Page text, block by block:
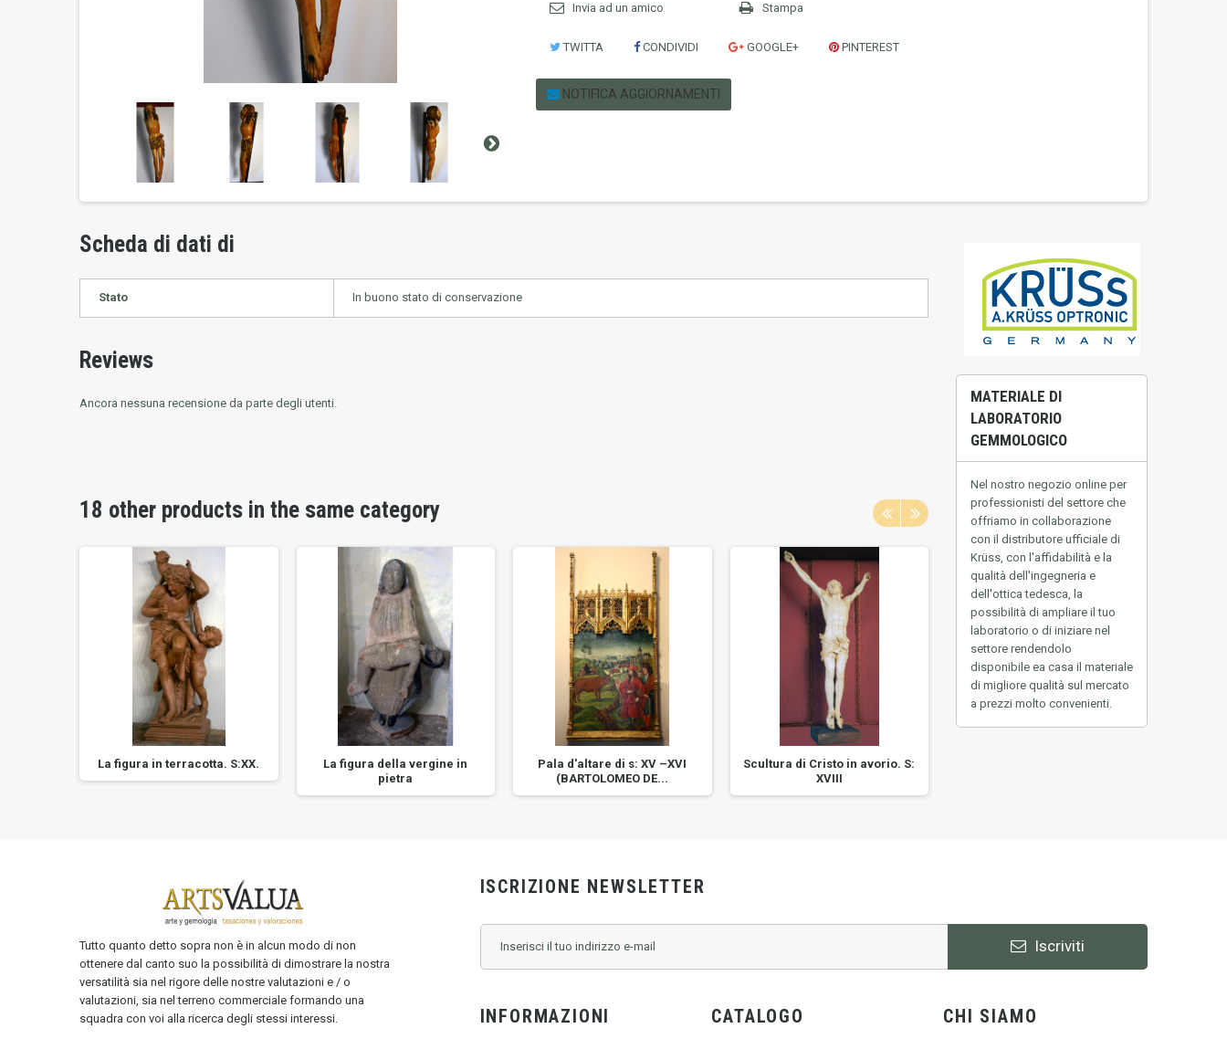
Invia ad un amico Stampa
TWITTA CONDIVIDI GOOGLE+ PINTEREST
NOTIFICA AGGIORNAMENTI
Scheda di dati di
Stato In buono stato di conservazione
Reviews
Ancora nessuna recensione da parte degli utenti.
18 other products in the same category
La figura in terracotta. S:XX.
La figura della vergine in
pietra
Pala d'altare di s: XV –XVI
(BARTOLOMEO DE...
Scultura di Cristo in avorio. S:
XVIII
MATERIALE DI
LABORATORIO
GEMMOLOGICO
Nel nostro negozio online per
professionisti del settore che
offriamo in collaborazione
con il distributore ufficiale di
Krüss, con l'affidabilità e la
qualità dell'ingegneria e
dell'ottica tedesca, la
possibilità di ampliare il tuo
laboratorio o di iniziare nel
settore rendendolo
disponibile ea casa il materiale
di migliore qualità sul mercato
a prezzi molto convenienti.
Tutto quanto detto sopra non è in alcun modo di non
ottenere dal canto suo la possibilità di dimostrare la nostra
versatilità sia nel rigore delle nostre valutazioni e / o
valutazioni, sia nel terreno commerciale formando una
squadra con voi alla ricerca degli stessi interessi.
ISCRIZIONE NEWSLETTER
Iscriviti
INFORMAZIONI CATALOGO CHI SIAMO